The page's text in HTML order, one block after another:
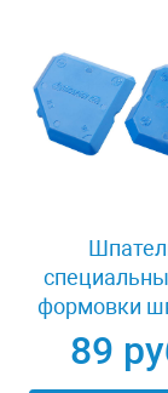
формовки
мм Stayer
89